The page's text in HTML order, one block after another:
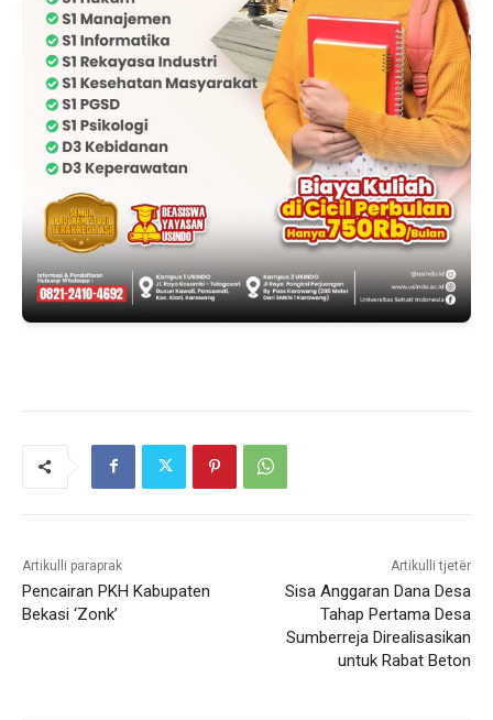
Artikulli paraprak
Pencairan PKH Kabupaten
Bekasi ‘Zonk’
Artikulli tjetër
Sisa Anggaran Dana Desa
Tahap Pertama Desa
Sumberreja Direalisasikan
untuk Rabat Beton